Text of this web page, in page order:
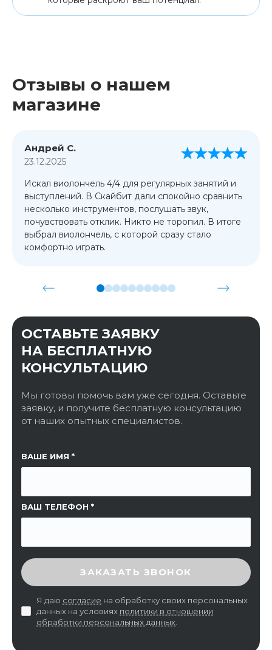
Отзывы о нашем
магазине
Андрей С.
23.12.2025
Искал виолончель 4/4 для регулярных занятий и
выступлений. В Скайбит дали спокойно сравнить
несколько инструментов, послушать звук,
почувствовать отклик. Никто не торопил. В итоге
выбрал виолончель, с которой сразу стало
комфортно играть.
ОСТАВЬТЕ ЗАЯВКУ
НА БЕСПЛАТНУЮ
КОНСУЛЬТАЦИЮ
Мы готовы помочь вам уже сегодня. Оставьте
заявку, и получите бесплатную консультацию
от наших опытных специалистов.
ВАШЕ ИМЯ
ВАШ ТЕЛЕФОН
ССЫЛКА НА СТРАНИЦУ
ВВЕДИТЕ ПРОВЕРОЧНЫЙ КОД
ЗАКАЗАТЬ ЗВОНОК
Я даю согласие на обработку своих персональных
данных на условиях политики в отношении
обработки персональных данных